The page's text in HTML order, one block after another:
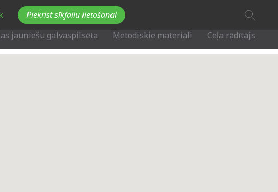
Piekrist sīkfailu lietošanai
jauniešu galvaspilsēta Metodiskie materiāli Ceļa rādītājs